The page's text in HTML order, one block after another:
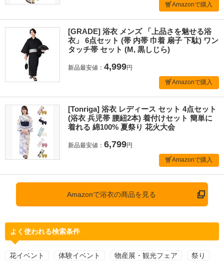
Amazonで購入
[GRADE] 浴衣 メンズ 「上品さを魅せる浴
衣」 6点セット (帯 内帯 巾着 扇子 下駄) ワン
タッチ帯 セット (M, 黒しじら)
新品最安値： 4,999円
Amazonで購入
[Tonriga] 浴衣 レディース セット 4点セット
(浴衣 兵児帯 腰紐2本) 着付けセット 簡単に
着れる 綿100% 夏祭り 花火大会
新品最安値： 6,799円
Amazonで購入
Amazonで浴衣の商品を見る
よく使われる検索条件
花イベント 体験イベント 物産展・観光フェア 祭り